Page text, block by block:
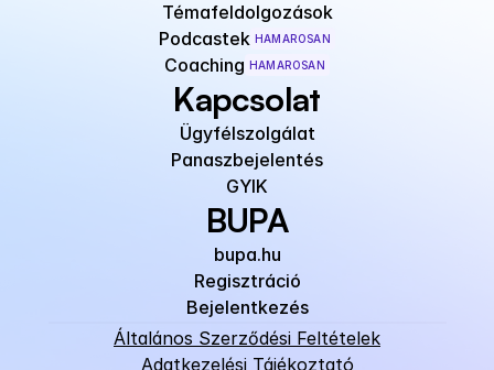
Témafeldolgozások
Podcastek HAMAROSAN
Coaching HAMAROSAN
Kapcsolat
Ügyfélszolgálat
Panaszbejelentés
GYIK
BUPA
bupa.hu
Regisztráció
Bejelentkezés
Általános Szerződési Feltételek
Adatkezelési Tájékoztató